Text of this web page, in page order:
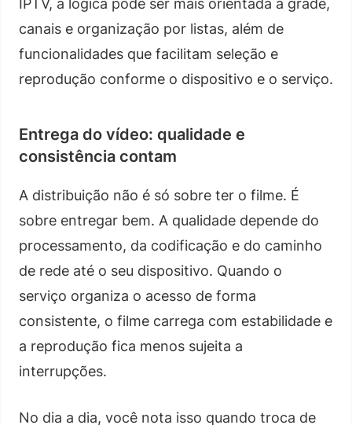
IPTV, a lógica pode ser mais orientada a grade,
canais e organização por listas, além de
funcionalidades que facilitam seleção e
reprodução conforme o dispositivo e o serviço.
Entrega do vídeo: qualidade e
consistência contam
A distribuição não é só sobre ter o filme. É
sobre entregar bem. A qualidade depende do
processamento, da codificação e do caminho
de rede até o seu dispositivo. Quando o
serviço organiza o acesso de forma
consistente, o filme carrega com estabilidade e
a reprodução fica menos sujeita a
interrupções.
No dia a dia, você nota isso quando troca de